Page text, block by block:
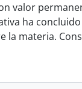
valor
ha
la materia.